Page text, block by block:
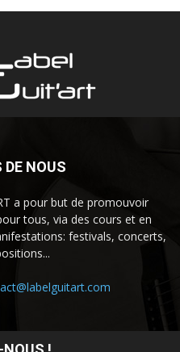
DE NOUS
a pour but de promouvoir
tous, via des cours et en
festivals, concerts,